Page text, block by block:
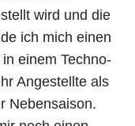
wird und die
ich mich einen
einem Techno-
Angestellte als
Nebensaison.